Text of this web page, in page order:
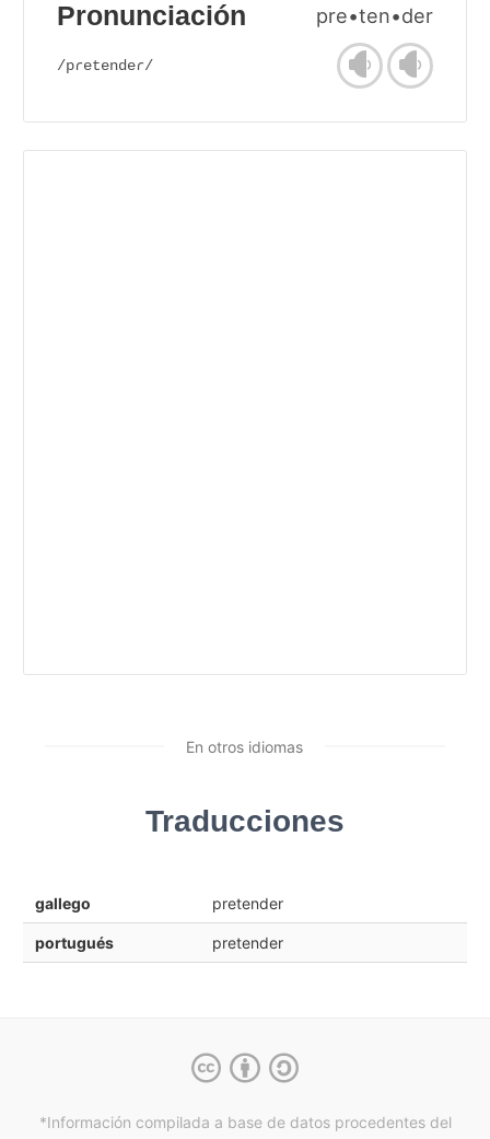
Pronunciación pre•ten•der
/pɾetendeɾ/
En otros idiomas
Traducciones
gallego pretender
portugués pretender
*Información compilada a base de datos procedentes del